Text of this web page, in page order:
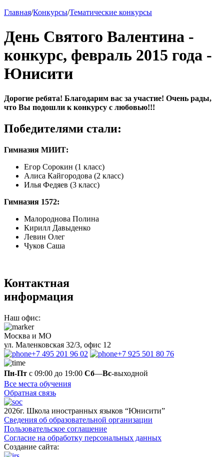
Главная/Конкурсы/Тематические конкурсы
День Святого Валентина -
конкурс, февраль 2015 года -
Юнисити
Дорогие ребята! Благодарим вас за участие! Очень рады,
что Вы подошли к конкурсу с любовью!!!
Победителями стали:
Гимназия МИИТ:
Егор Сорокин (1 класс)
Алиса Кайгородова (2 класс)
Илья Федяев (3 класс)
Гимназия 1572:
Малороднова Полина
Кирилл Давыденко
Левин Олег
Чуков Саша
Контактная
информация
Наш офис:
Москва и МО
ул. Маленковская 32/3, офис 12
+7 495 201 96 02
+7 925 501 80 76
Пн-Пт с 09:00 до 19:00 Сб—Вс-выходной
Все места обучения
Обратная связь
2026г. Школа иностранных языков “Юнисити”
Сведения об образовательной организации
Пользовательское соглашение
Согласие на обработку персональных данных
Создание сайта: